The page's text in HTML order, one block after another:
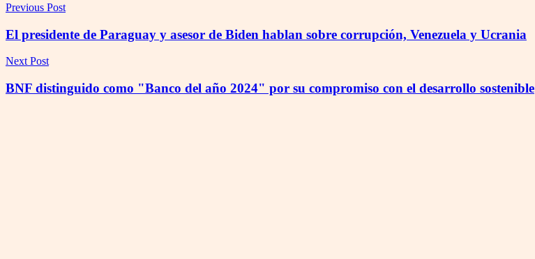
Previous Post
El presidente de Paraguay y asesor de Biden hablan sobre corrupción, Venezuela y Ucrania
Next Post
BNF distinguido como "Banco del año 2024" por su compromiso con el desarrollo sostenible